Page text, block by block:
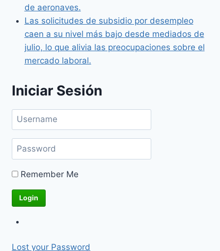
de aeronaves.
Las solicitudes de subsidio por desempleo
caen a su nivel más bajo desde mediados de
julio, lo que alivia las preocupaciones sobre el
mercado laboral.
Iniciar Sesión
Remember Me
Lost your Password